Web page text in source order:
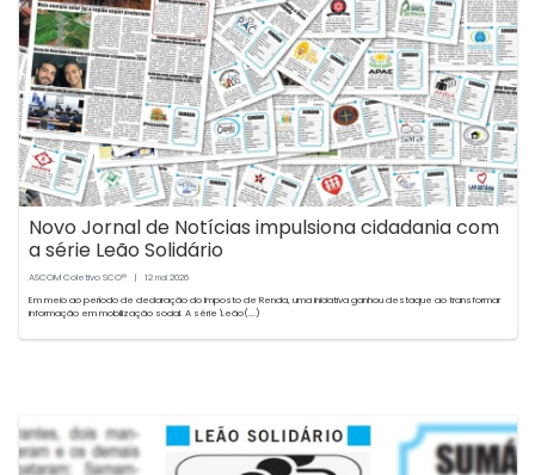
Novo Jornal de Notícias impulsiona cidadania com
a série Leão Solidário
ASCOM Coletivo SCO® | 12 mai2026
Em meio ao período de declaração do Imposto de Renda, uma iniciativa ganhou destaque ao transformar
informação em mobilização social. A série 'Leão(...)